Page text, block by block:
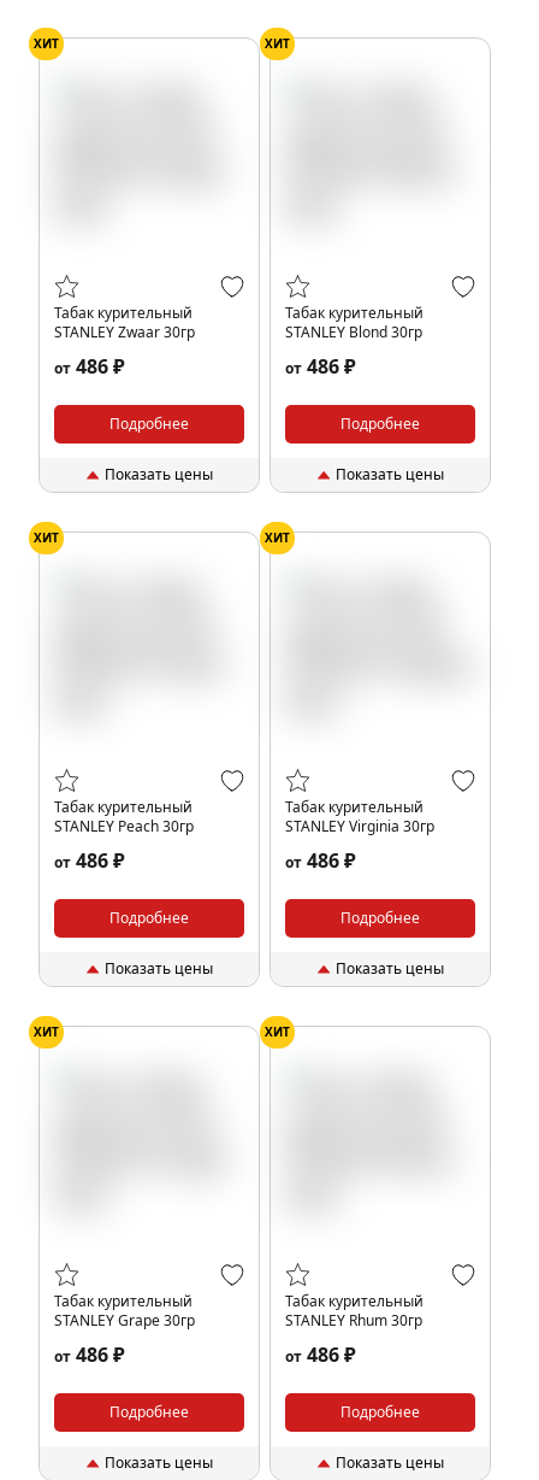
ХИТ
Табак курительный
STANLEY Zwaar 30гр
от 486 ₽
Подробнее
Показать цены
ХИТ
Табак курительный
STANLEY Blond 30гр
от 486 ₽
Подробнее
Показать цены
ХИТ
Табак курительный
STANLEY Peach 30гр
от 486 ₽
Подробнее
Показать цены
ХИТ
Табак курительный
STANLEY Virginia 30гр
от 486 ₽
Подробнее
Показать цены
ХИТ
Табак курительный
STANLEY Grape 30гр
от 486 ₽
Подробнее
Показать цены
ХИТ
Табак курительный
STANLEY Rhum 30гр
от 486 ₽
Подробнее
Показать цены